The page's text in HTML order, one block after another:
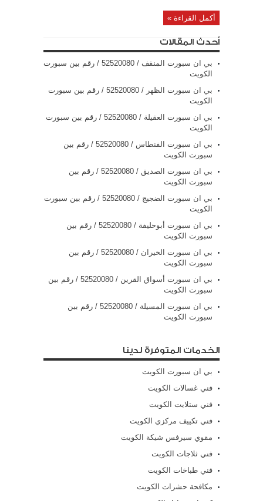
أكمل القراءة »
أحدث المقالات
بي ان سبورت المنقف / 52520080 / رقم بين سبورت
الكويت
بي ان سبورت الظهر / 52520080 / رقم بين سبورت
الكويت
بي ان سبورت العقيلة / 52520080 / رقم بين سبورت
الكويت
بي ان سبورت الفنطاس / 52520080 / رقم بين
سبورت الكويت
بي ان سبورت الصديق / 52520080 / رقم بين
سبورت الكويت
بي ان سبورت الضجيج / 52520080 / رقم بين سبورت
الكويت
بي ان سبورت أبوحليفة / 52520080 / رقم بين
سبورت الكويت
بي ان سبورت الخيران / 52520080 / رقم بين
سبورت الكويت
بي ان سبورت أسواق القرين / 52520080 / رقم بين
سبورت الكويت
بي ان سبورت المسيلة / 52520080 / رقم بين
سبورت الكويت
الخدمات المتوفرة لدينا
بي ان سبورت الكويت
فني غسالات الكويت
فني ستلايت الكويت
فني تكييف مركزي الكويت
مقوي سيرفس شيكة الكويت
فني ثلاجات الكويت
فني طباخات الكويت
مكافحة حشرات الكويت